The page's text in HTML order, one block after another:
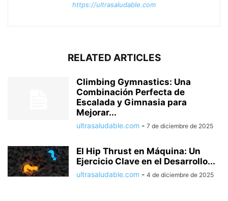
https://ultrasaludable.com
RELATED ARTICLES
Climbing Gymnastics: Una
Combinación Perfecta de
Escalada y Gimnasia para
Mejorar...
ultrasaludable.com - 7 de diciembre de 2025
El Hip Thrust en Máquina: Un
Ejercicio Clave en el Desarrollo...
ultrasaludable.com - 4 de diciembre de 2025